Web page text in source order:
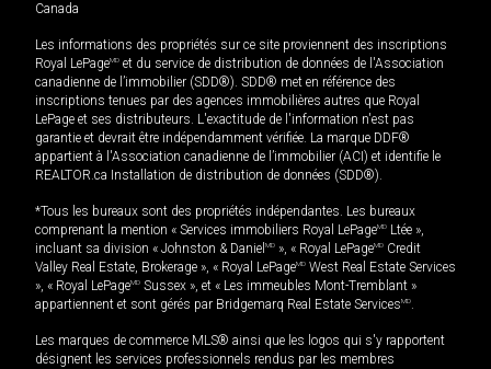
Canada
Les informations des propriétés sur ce site proviennent des inscriptions
Royal LePageMD et du service de distribution de données de l'Association
canadienne de l’immobilier (SDD®). SDD® met en référence des
inscriptions tenues par des agences immobilières autres que Royal
LePage et ses distributeurs. L'exactitude de l'information n'est pas
garantie et devrait être indépendamment vérifiée. La marque DDF®
appartient à l'Association canadienne de l’immobilier (ACI) et identifie le
REALTOR.ca Installation de distribution de données (SDD®).
*Tous les bureaux sont des propriétés indépendantes. Les bureaux
comprenant la mention « Services immobiliers Royal LePageMD Ltée »,
incluant sa division « Johnston & Daniel MD », « Royal LePageMD Credit
Valley Real Estate, Brokerage », « Royal LePageMD West Real Estate Services
», « Royal LePageMD Sussex », et « Les immeubles Mont-Tremblant »
appartiennent et sont gérés par Bridgemarq Real Estate ServicesMD.
Les marques de commerce MLS® ainsi que les logos qui s'y rapportent
désignent les services professionnels rendus par les membres